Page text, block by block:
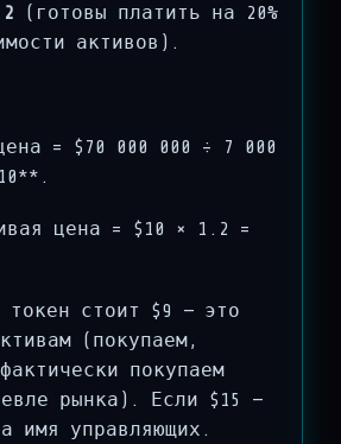
(готовы платить на 20%
активов).
= $70 000 000 ÷ 7 000
цена = $10 × 1.2 =
токен стоит $9 — это
(покупаем,
покупаем
рынка). Если $15 —
имя управляющих.